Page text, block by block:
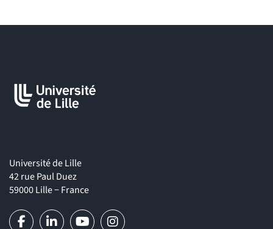
Université de Lille
42 rue Paul Duez
59000 Lille − France